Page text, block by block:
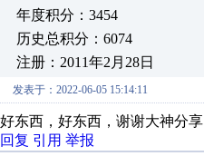
年度积分：3454
历史总积分：6074
注册：2011年2月28日
发表于：2022-06-05 15:14:11
好东西，好东西，谢谢大神分享
回复 引用 举报